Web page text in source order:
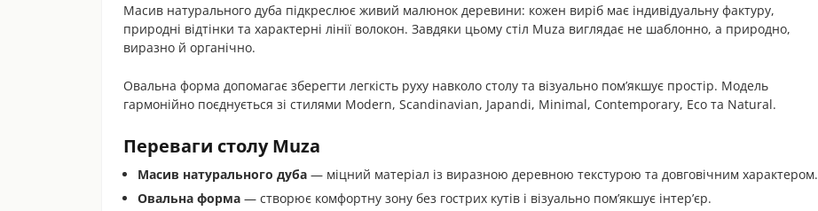
Масив натурального дуба підкреслює живий малюнок деревини: кожен виріб має індивідуальну фактуру,
природні відтінки та характерні лінії волокон. Завдяки цьому стіл Muza виглядає не шаблонно, а природно,
виразно й органічно.
Овальна форма допомагає зберегти легкість руху навколо столу та візуально пом’якшує простір. Модель
гармонійно поєднується зі стилями Modern, Scandinavian, Japandi, Minimal, Contemporary, Eco та Natural.
Переваги столу Muza
Масив натурального дуба — міцний матеріал із виразною деревною текстурою та довговічним характером.
Овальна форма — створює комфортну зону без гострих кутів і візуально пом’якшує інтер’єр.